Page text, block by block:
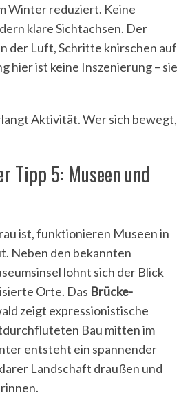
Winter reduziert. Keine
klare Sichtachsen. Der
der Luft, Schritte knirschen auf
hier ist keine Inszenierung – sie
Aktivität. Wer sich bewegt,
Tipp 5: Museen und
ist, funktionieren Museen in
Neben den bekannten
lohnt sich der Blick
Orte. Das Brücke-
zeigt expressionistische
Bau mitten im
entsteht ein spannender
Landschaft draußen und